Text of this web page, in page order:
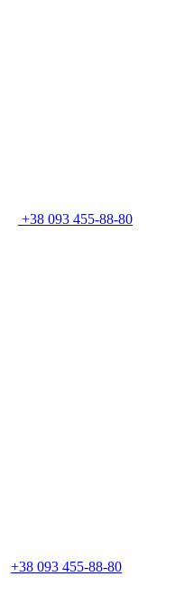
+38 093 455-88-80
+38 093 455-88-80